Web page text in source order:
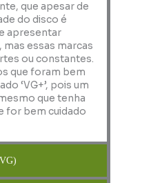
que apesar de
do disco é
apresentar
mas essas marcas
ou constantes.
que foram bem
‘VG+’, pois um
que tenha
for bem cuidado